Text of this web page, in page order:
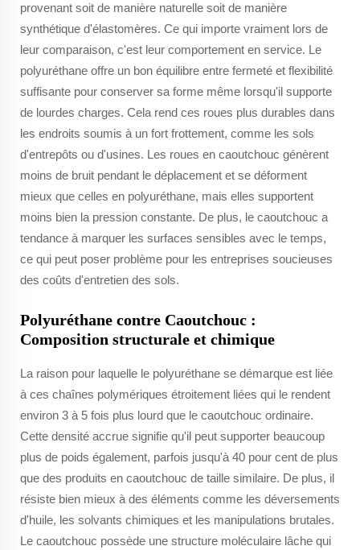
provenant soit de manière naturelle soit de manière
synthétique d'élastomères. Ce qui importe vraiment lors de
leur comparaison, c'est leur comportement en service. Le
polyuréthane offre un bon équilibre entre fermeté et flexibilité
suffisante pour conserver sa forme même lorsqu'il supporte
de lourdes charges. Cela rend ces roues plus durables dans
les endroits soumis à un fort frottement, comme les sols
d'entrepôts ou d'usines. Les roues en caoutchouc génèrent
moins de bruit pendant le déplacement et se déforment
mieux que celles en polyuréthane, mais elles supportent
moins bien la pression constante. De plus, le caoutchouc a
tendance à marquer les surfaces sensibles avec le temps,
ce qui peut poser problème pour les entreprises soucieuses
des coûts d'entretien des sols.
Polyuréthane contre Caoutchouc :
Composition structurale et chimique
La raison pour laquelle le polyuréthane se démarque est liée
à ces chaînes polymériques étroitement liées qui le rendent
environ 3 à 5 fois plus lourd que le caoutchouc ordinaire.
Cette densité accrue signifie qu'il peut supporter beaucoup
plus de poids également, parfois jusqu'à 40 pour cent de plus
que des produits en caoutchouc de taille similaire. De plus, il
résiste bien mieux à des éléments comme les déversements
d'huile, les solvants chimiques et les manipulations brutales.
Le caoutchouc possède une structure moléculaire lâche qui